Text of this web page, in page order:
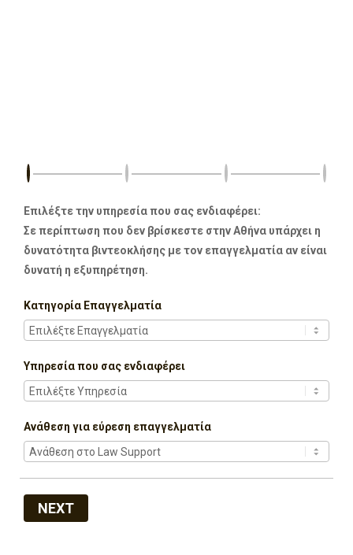
Επιλέξτε την υπηρεσία που σας ενδιαφέρει:
Σε περίπτωση που δεν βρίσκεστε στην Αθήνα υπάρχει η
δυνατότητα βιντεοκλήσης με τον επαγγελματία αν είναι
δυνατή η εξυπηρέτηση.
Κατηγορία Επαγγελματία
Υπηρεσία που σας ενδιαφέρει
Ανάθεση για εύρεση επαγγελματία
NEXT